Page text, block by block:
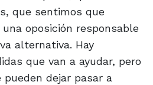
que sentimos que
oposición responsable
alternativa. Hay
que van a ayudar, pero
dejar pasar a